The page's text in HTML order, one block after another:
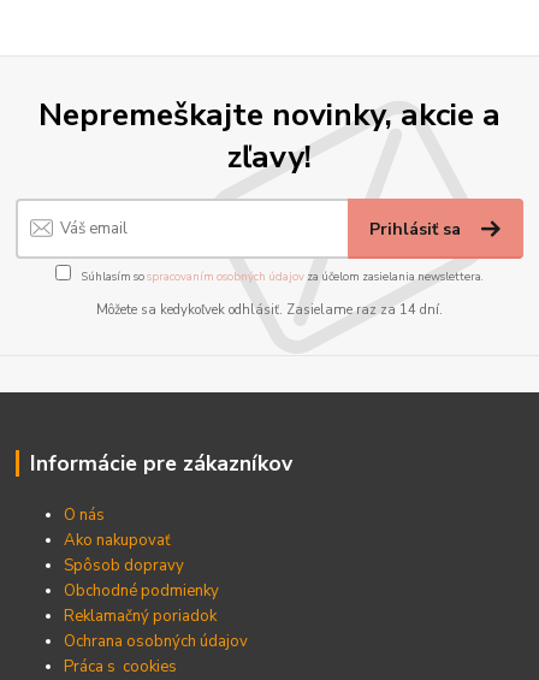
Nepremeškajte novinky, akcie a
zľavy!
Prihlásiť sa
Súhlasím sospracovaním osobných údajov za účelom zasielania newslettera.
Môžete sa kedykoľvek odhlásiť. Zasielame raz za 14 dní.
Informácie pre zákazníkov
O nás
Ako nakupovať
Spôsob dopravy
Obchodné podmienky
Reklamačný poriadok
Ochrana osobných údajov
Práca s cookies